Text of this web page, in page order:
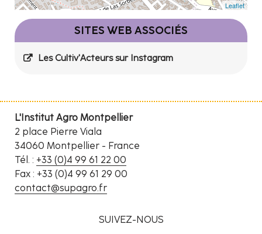
Leaflet
SITES WEB ASSOCIÉS
Les Cultiv'Acteurs sur Instagram
L'Institut Agro Montpellier
2 place Pierre Viala
34060 Montpellier - France
Tél. : +33 (0)4 99 61 22 00
Fax : +33 (0)4 99 61 29 00
contact@supagro.fr
SUIVEZ-NOUS